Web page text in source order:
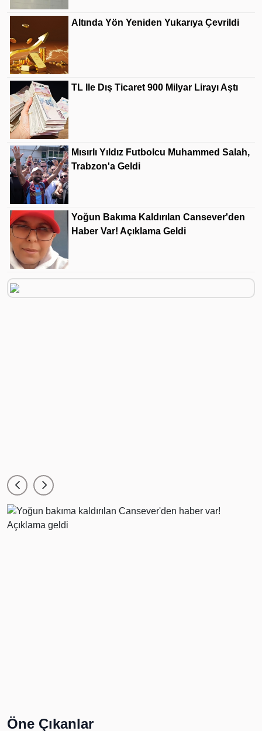
Altında Yön Yeniden Yukarıya Çevrildi
TL Ile Dış Ticaret 900 Milyar Lirayı Aştı
Mısırlı Yıldız Futbolcu Muhammed Salah,
Trabzon'a Geldi
Yoğun Bakıma Kaldırılan Cansever'den
Haber Var! Açıklama Geldi
Öne Çıkanlar